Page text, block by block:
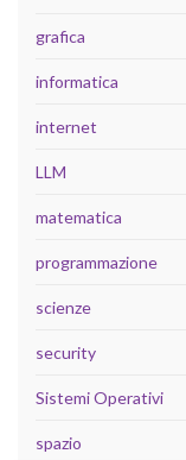
grafica
informatica
internet
LLM
matematica
programmazione
scienze
security
Sistemi Operativi
spazio